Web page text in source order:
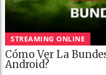
STREAMING ONLINE
Cómo Ver La
Android?